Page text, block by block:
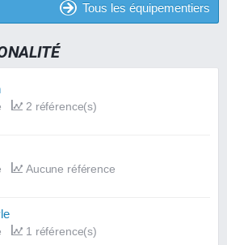
Tous les équipementiers
2 référence(s)
Aucune référence
1 référence(s)